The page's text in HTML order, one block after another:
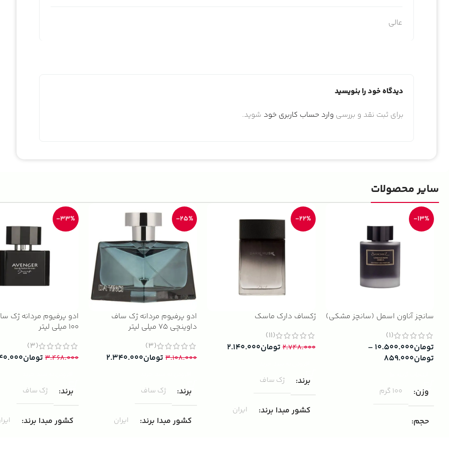
عالی
دیدگاه خود را بنویسید
برای ثبت نقد و بررسی وارد حساب کاربری خود شوید.
سایر محصولات
-13%
سانچز آناون اسمل (سانچز مشکی)
(1)
تومان۱۰.۵۰۰.۰۰۰ –
تومان۸۵۹.۰۰۰
وزن 100 گرم
حجم
-22%
ژکساف دارک ماسک
(11)
۲.۷۴۸.۰۰۰ تومان۲.۱۴۰.۰۰۰
برند ژک ساف
کشور مبدا برند ایران
-25%
ادو پرفیوم مردانه ژک ساف
داوینچی 75 میلی لیتر
(3)
۳.۱۰۸.۰۰۰ تومان۲.۳۴۰.۰۰۰
برند ژک ساف
کشور مبدا برند ایران
-33%
ادو پرفیوم مردانه ژک
100 میلی لیتر
(3)
۳.۴۶۸.۰۰۰ تومان
برند ژک ساف
کشور مبدا برند